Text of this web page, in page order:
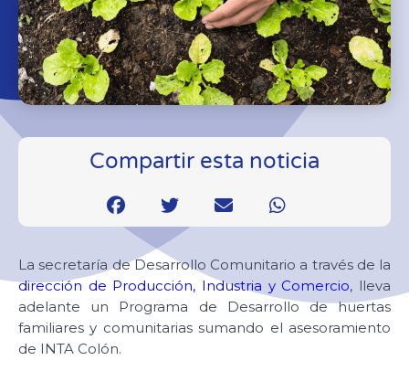
Compartir esta noticia
La secretaría de Desarrollo Comunitario a través de la
dirección de Producción, Industria y Comercio, lleva
adelante un Programa de Desarrollo de huertas
familiares y comunitarias sumando el asesoramiento
de INTA Colón.